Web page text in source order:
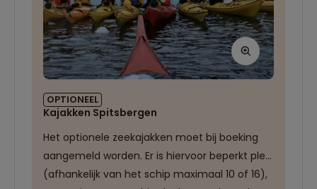
OPTIONEEL
Kajakken Spitsbergen
Het optionele zeekajakken moet bij boeking
aangemeld worden. Er is hiervoor beperkt plek
(afhankelijk van het schip maximaal 10 of 16),